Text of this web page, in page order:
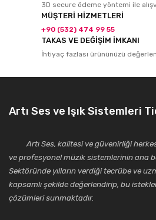
3D secure ödeme yöntemi ile
MÜŞTERİ HİZMETLERİ
+90 (532) 474 99 55
TAKAS VE DEĞİŞİM İMKANI
İhtiyaç fazlası ürününüzü
Artı Ses ve Işık Sistemleri
Artı Ses, kalitesi ve güvenirliği herkes
ve profesyonel müzik sistemlerinin ana
Sektöründe yılların verdiği tecrübe ve
kapsamlı şekilde değerlendirip, bu
çözümleri sunmaktadır.